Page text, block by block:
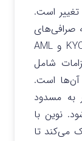
تغییر است.
کرد که صرافی‌های
کریپتو باید از پروتکل‌های سخت‌گیرانه KYC و AML
شامل
آن‌ها است.
به مسدود
نوین با
می‌کند تا